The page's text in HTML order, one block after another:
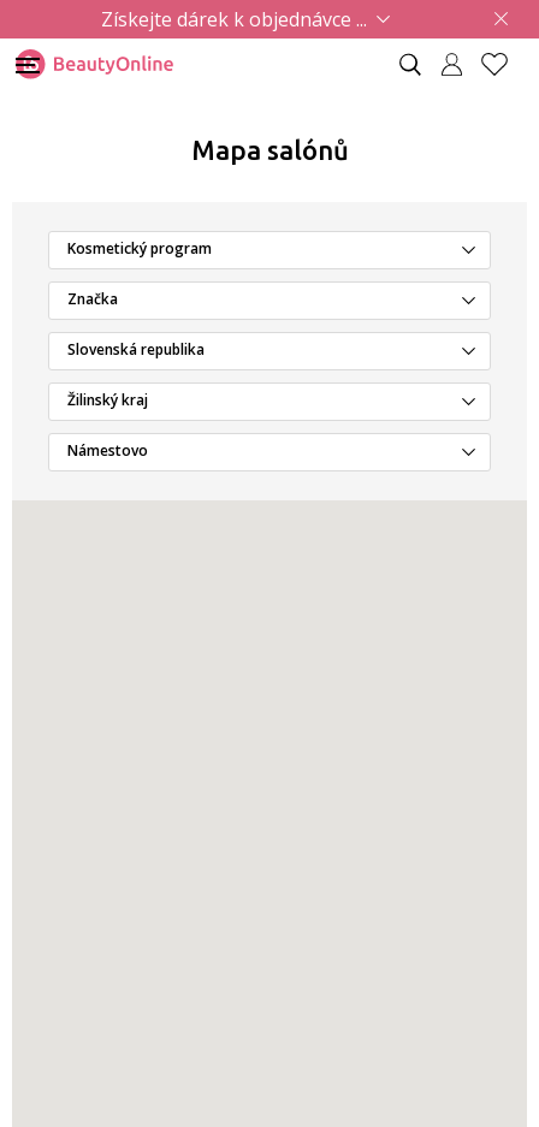
Získejte dárek k objednávce ...
Mapa salónů
Kosmetický program
Značka
Slovenská republika
Žilinský kraj
Námestovo